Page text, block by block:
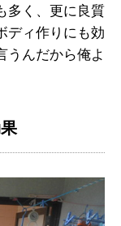
多く、更に良質
ディ作りにも効
うんだから俺よ